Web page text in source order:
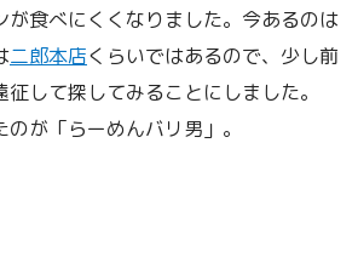
が食べにくくなりました。今あるのは
二郎本店くらいではあるので、少し前
して探してみることにしました。
が「らーめんバリ男」。